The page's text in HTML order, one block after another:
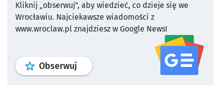
Kliknij „obserwuj”, aby wiedzieć, co dzieje się we
Wrocławiu. Najciekawsze wiadomości z
www.wroclaw.pl znajdziesz w Google News!
Obserwuj profil serwisu